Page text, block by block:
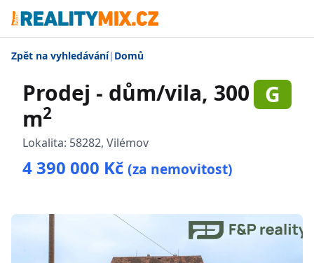
Zpět na vyhledávání| Domů
Prodej - dům/vila, 300
m2
G
Lokalita: 58282, Vilémov
4 390 000 Kč (za nemovitost)